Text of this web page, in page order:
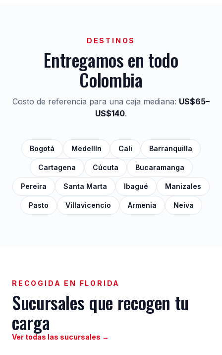
DESTINOS
Entregamos en todo
Colombia
Costo de referencia para una caja mediana: US$65–
US$140.
Bogotá Medellín Cali Barranquilla
Cartagena Cúcuta Bucaramanga
Pereira Santa Marta Ibagué Manizales
Pasto Villavicencio Armenia Neiva
RECOGIDA EN FLORIDA
Sucursales que recogen tu
carga
Ver todas las sucursales →